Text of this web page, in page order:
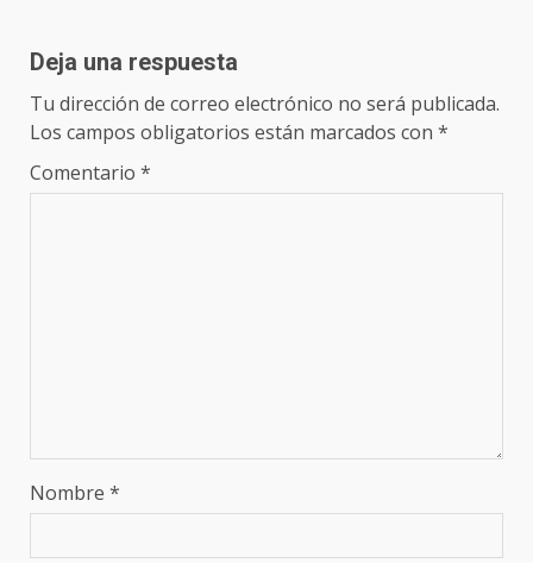
Deja una respuesta
Tu dirección de correo electrónico no será publicada.
Los campos obligatorios están marcados con *
Comentario *
Nombre *